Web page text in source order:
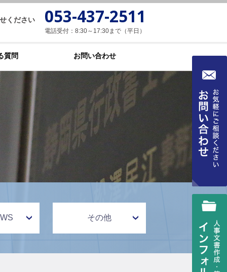
ください 053-437-2511
電話受付：8:30～17:30まで（平日）
質問 お問い合わせ
その他